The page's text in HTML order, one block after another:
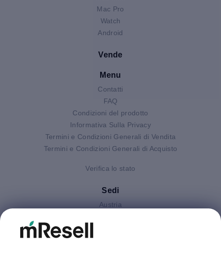
Mac Pro
Watch
Android
Vende
Menu
Contatti
FAQ
Condizioni del prodotto
Informativa Sulla Privacy
Termini e Condizioni Generali di Vendita
Termini e Condizioni Generali di Acquisto
Verifica lo stato
Sedi
Austria
Gran Bretagna